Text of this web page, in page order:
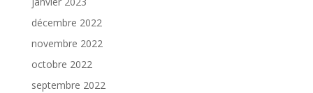
décembre 2022
novembre 2022
octobre 2022
septembre 2022